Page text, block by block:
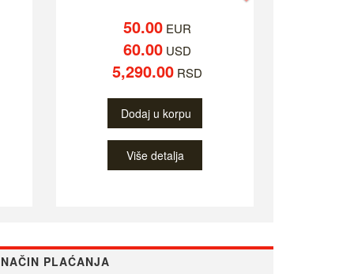
50.00EUR
60.00USD
5,290.00RSD
Dodaj u korpu
Više detalja
NAČIN PLAĆANJA